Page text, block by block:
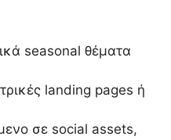
seasonal θέματα
landing pages ή
σε social assets,